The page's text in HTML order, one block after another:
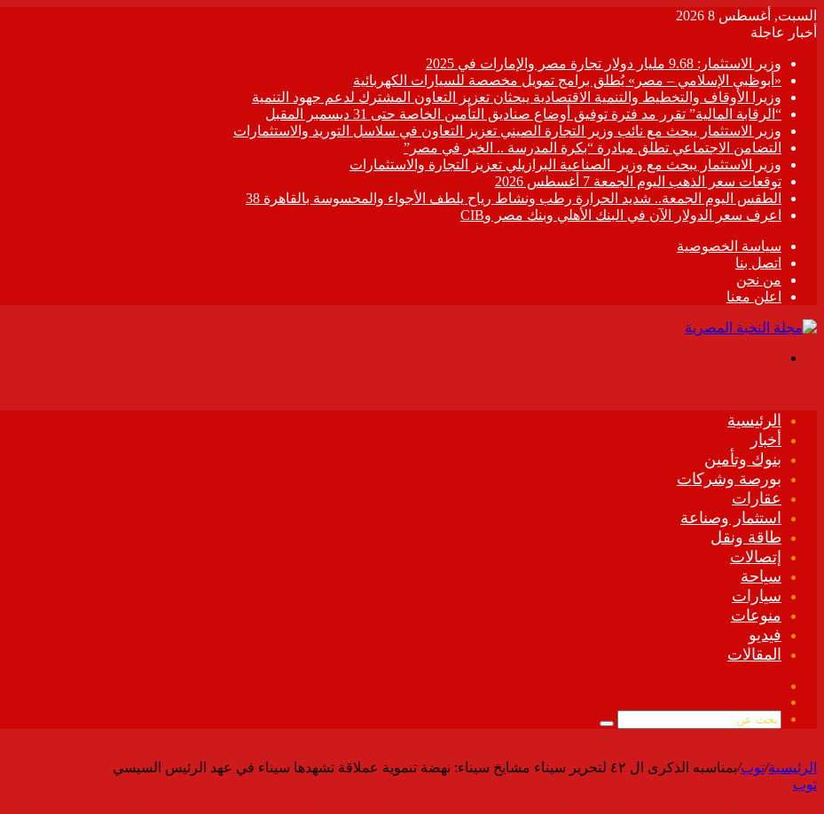
السبت, أغسطس 8 2026
أخبار عاجلة
وزير الاستثمار: 9.68 مليار دولار تجارة مصر والإمارات في 2025
«أبوظبي الإسلامي – مصر» يُطلق برامج تمويل مخصصة للسيارات الكهربائية
وزيرا الأوقاف والتخطيط والتنمية الاقتصادية يبحثان تعزيز التعاون المشترك لدعم جهود التنمية
“الرقابة المالية” تقرر مد فترة توفيق أوضاع صناديق التأمين الخاصة حتى 31 ديسمبر المقبل
وزير الاستثمار يبحث مع نائب وزير التجارة الصيني تعزيز التعاون في سلاسل التوريد والاستثمارات
التضامن الاجتماعي تطلق مبادرة “بكرة المدرسة .. الخير في مصر”
وزير الاستثمار يبحث مع وزير الصناعية البرازيلي تعزيز التجارة والاستثمارات
توقعات سعر الذهب اليوم الجمعة 7 أغسطس 2026
الطقس اليوم الجمعة.. شديد الحرارة رطب ونشاط رياح يلطف الأجواء والمحسوسة بالقاهرة 38
اعرف سعر الدولار الآن في البنك الأهلي وبنك مصر وCIB
سياسة الخصوصية
اتصل بنا
من نحن
اعلن معنا
الرئيسية
أخبار
بنوك وتأمين
بورصة وشركات
عقارات
استثمار وصناعة
طاقة ونقل
إتصالات
سياحة
سيارات
منوعات
فيديو
المقالات
الموقع
بحث
الرئيسية/توب/بمناسبه الذكرى ال ٤٢ لتحرير سيناء مشايخ سيناء: نهضة تنموية عملاقة تشهدها سيناء في عهد الرئيس السيسي
توب